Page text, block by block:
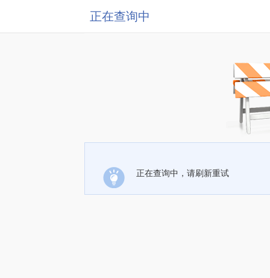
正在查询中
正在查询中，请刷新重试